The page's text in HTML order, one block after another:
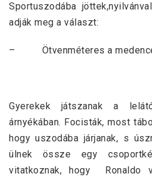
Sportuszodába
adják meg a választ:
– Ötvenméteres a
Gyerekek játszanak a
árnyékában. Focisták, most
hogy uszodába járjanak, s
ülnek össze egy
vitatkoznak, hogy Ronaldo